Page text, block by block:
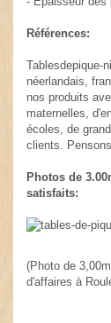
Références:
Tablesdepique-
néerlandais,
nos produits
maternelles,
écoles, de
clients.
Photos de
satisfaits:
(Photo de
d'affaires à